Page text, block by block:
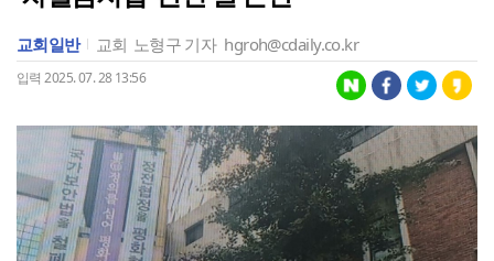
교회일반 교회 노형구 기자 hgroh@cdaily.co.kr
입력 2025. 07. 28 13:56